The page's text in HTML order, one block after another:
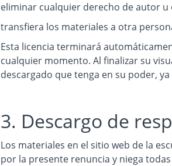
eliminar cualquier derecho de autor
transfiera los materiales a otra
Esta licencia terminará
cualquier momento. Al finalizar su
descargado que tenga en su poder,
3. Descargo de
Los materiales en el sitio web de la
por la presente renuncia y niega